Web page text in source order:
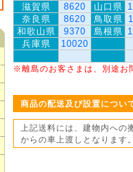
滋賀県
8620 山口県
奈良県
8620 鳥取県
和歌山県
9370 島根県
兵庫県
10020
※離島のお客さまは、別途お
商品の配送及び設置につい
上記送料には、建物内へ
からの車上渡しとなります